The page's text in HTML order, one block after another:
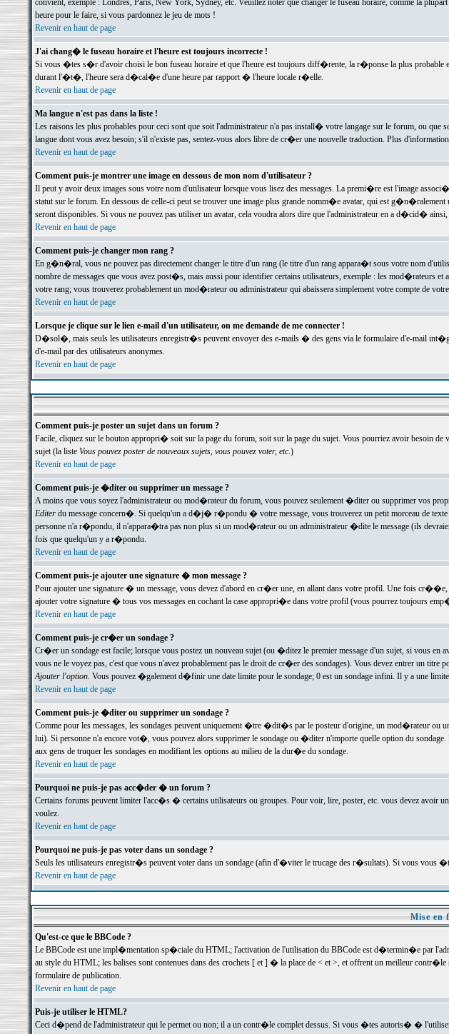
convient, exemple : Londres, Paris, New York, Sydney, etc. Veuillez noter que changer le fuseau horaire, comme la
heure pour le faire, si vous pardonnez le jeu de mots !
Revenir en haut de page
J'ai chang� le fuseau horaire et l'heure est toujours incorrecte !
Si vous �tes s�r d'avoir choisi le bon fuseau horaire et que l'heure est toujours diff�rente, la r�ponse la plus
durant l'�t�, l'heure sera d�cal�e d'une heure par rapport � l'heure locale r�elle.
Revenir en haut de page
Ma langue n'est pas dans la liste !
Les raisons les plus probables pour ceci sont que soit l'administrateur n'a pas install� votre langage sur le forum, ou
langue dont vous avez besoin; s'il n'existe pas, sentez-vous alors libre de cr�er une nouvelle traduction. Plus
Revenir en haut de page
Comment puis-je montrer une image en dessous de mon nom d'utilisateur ?
Il peut y avoir deux images sous votre nom d'utilisateur lorsque vous lisez des messages. La premi�re est l'image
statut sur le forum. En dessous de celle-ci peut se trouver une image plus grande nomm�e avatar, qui est
seront disponibles. Si vous ne pouvez pas utiliser un avatar, cela voudra alors dire que l'administrateur en a d�cid�
Revenir en haut de page
Comment puis-je changer mon rang ?
En g�n�ral, vous ne pouvez pas directement changer le titre d'un rang (le titre d'un rang appara�t sous votre nom
nombre de messages que vous avez post�s, mais aussi pour identifier certains utilisateurs, exemple : les
votre rang; vous trouverez probablement un mod�rateur ou administrateur qui abaissera simplement votre compte de
Revenir en haut de page
Lorsque je clique sur le lien e-mail d'un utilisateur, on me demande de me connecter !
D�sol�, mais seuls les utilisateurs enregistr�s peuvent envoyer des e-mails � des gens via le formulaire d'e-mail
d'e-mail par des utilisateurs anonymes.
Revenir en haut de page
Comment puis-je poster un sujet dans un forum ?
Facile, cliquez sur le bouton appropri� soit sur la page du forum, soit sur la page du sujet. Vous pourriez avoir besoin
sujet (la liste Vous pouvez poster de nouveaux sujets, vous pouvez voter, etc.)
Revenir en haut de page
Comment puis-je �diter ou supprimer un message ?
A moins que vous soyez l'administrateur ou mod�rateur du forum, vous pouvez seulement �diter ou supprimer vos
Editerdu message concern�. Si quelqu'un a d�j� r�pondu � votre message, vous trouverez un petit morceau de
personne n'a r�pondu, il n'appara�tra pas non plus si un mod�rateur ou un administrateur �dite le message (ils
fois que quelqu'un y a r�pondu.
Revenir en haut de page
Comment puis-je ajouter une signature � mon message ?
Pour ajouter une signature � un message, vous devez d'abord en cr�er une, en allant dans votre profil. Une fois cr��e,
ajouter votre signature � tous vos messages en cochant la case appropri�e dans votre profil (vous pourrez toujours
Revenir en haut de page
Comment puis-je cr�er un sondage ?
Cr�er un sondage est facile; lorsque vous postez un nouveau sujet (ou �ditez le premier message d'un sujet, si vous en
vous ne le voyez pas, c'est que vous n'avez probablement pas le droit de cr�er des sondages). Vous devez entrer un
Ajouter l'option. Vous pouvez �galement d�finir une date limite pour le sondage; 0 est un sondage infini. Il y a une
Revenir en haut de page
Comment puis-je �diter ou supprimer un sondage ?
Comme pour les messages, les sondages peuvent uniquement �tre �dit�s par le posteur d'origine, un mod�rateur ou
lui). Si personne n'a encore vot�, vous pouvez alors supprimer le sondage ou �diter n'importe quelle option du
aux gens de truquer les sondages en modifiant les options au milieu de la dur�e du sondage.
Revenir en haut de page
Pourquoi ne puis-je pas acc�der � un forum ?
Certains forums peuvent limiter l'acc�s � certains utilisateurs ou groupes. Pour voir, lire, poster, etc. vous devez avoir
voulez.
Revenir en haut de page
Pourquoi ne puis-je pas voter dans un sondage ?
Seuls les utilisateurs enregistr�s peuvent voter dans un sondage (afin d'�viter le trucage des r�sultats). Si vous vous
Revenir en haut de page
Mise en
Qu'est-ce que le BBCode ?
Le BBCode est une impl�mentation sp�ciale du HTML; l'activation de l'utilisation du BBCode est d�termin�e par
au style du HTML; les balises sont contenues dans des crochets [ et ] � la place de < et >, et offrent un meilleur
formulaire de publication.
Revenir en haut de page
Puis-je utiliser le HTML?
Ceci d�pend de l'administrateur qui le permet ou non; il a un contr�le complet dessus. Si vous �tes autoris� �